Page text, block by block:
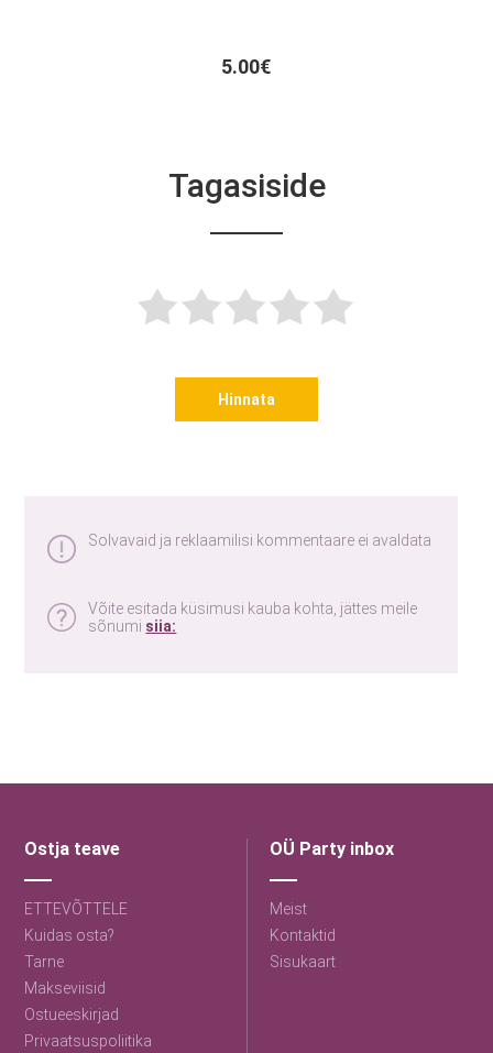
5.00€
Tagasiside
Hinnata
Solvavaid ja reklaamilisi kommentaare ei avaldata
Võite esitada küsimusi kauba kohta, jättes meile
sõnumi siia:
Ostja teave
ETTEVÕTTELE
Kuidas osta?
Tarne
Makseviisid
Ostueeskirjad
Privaatsuspoliitika
OÜ Party inbox
Meist
Kontaktid
Sisukaart